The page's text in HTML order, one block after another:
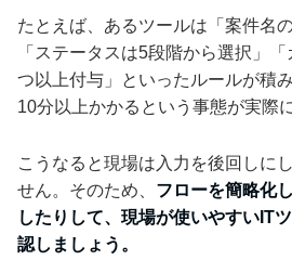
たとえば、あるツールは「案件名
「ステータスは5段階から選択」
つ以上付与」といったルールが積
10分以上かかるという事態が実際
こうなると現場は入力を後回しに
せん。そのため、 フローを簡略化
したりして、現場が使いやすいIT
認しましょう。